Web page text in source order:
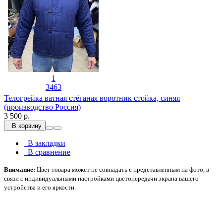
1
3463
Телогрейка ватная стёганая воротник стойка, синяя
(производство Россия)
3 500 р.
В корзину
В закладки
В сравнение
Внимание: Цвет товара может не совпадать с представленным на фото, в
связи с индивидуальными настройками цветопередачи экрана вашего
устройства и его яркости.